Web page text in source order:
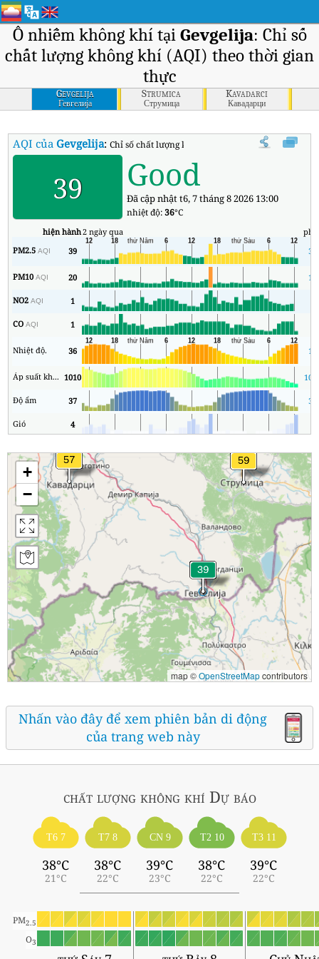
Ô nhiễm không khí tại Gevgelija: Chỉ số
chất lượng không khí (AQI) theo thời gian
thực
Gevgelija
Гевгелија
Strumica
Струмица
Kavadarci
Кавадарци
AQI củaGevgelija:Chỉ số chất lượng không khí (AQI) thời gian thực
39 Good
Đã cập nhật t6, 7 tháng 8 2026 13:00
nhiệt độ:36°C
hiện hành2 ngày qua
PM2.5AQI 39 30
PM10AQI 20 15
NO2AQI 1
COAQI 1
Nhiệt độ. 36 16
Áp suất không khí 1010
Độ ẩm 37 35
Gió 4
+
−
map ©OpenStreetMapcontributors
Nhấn vào đây để xem phiên bản di động
của trang web này
chất lượng không khí Dự báo
T6 7
38°C
21°C
T7 8
38°C
22°C
CN 9
39°C
23°C
T2 10
38°C
22°C
T3 11
39°C
22°C
PM2.5
O3